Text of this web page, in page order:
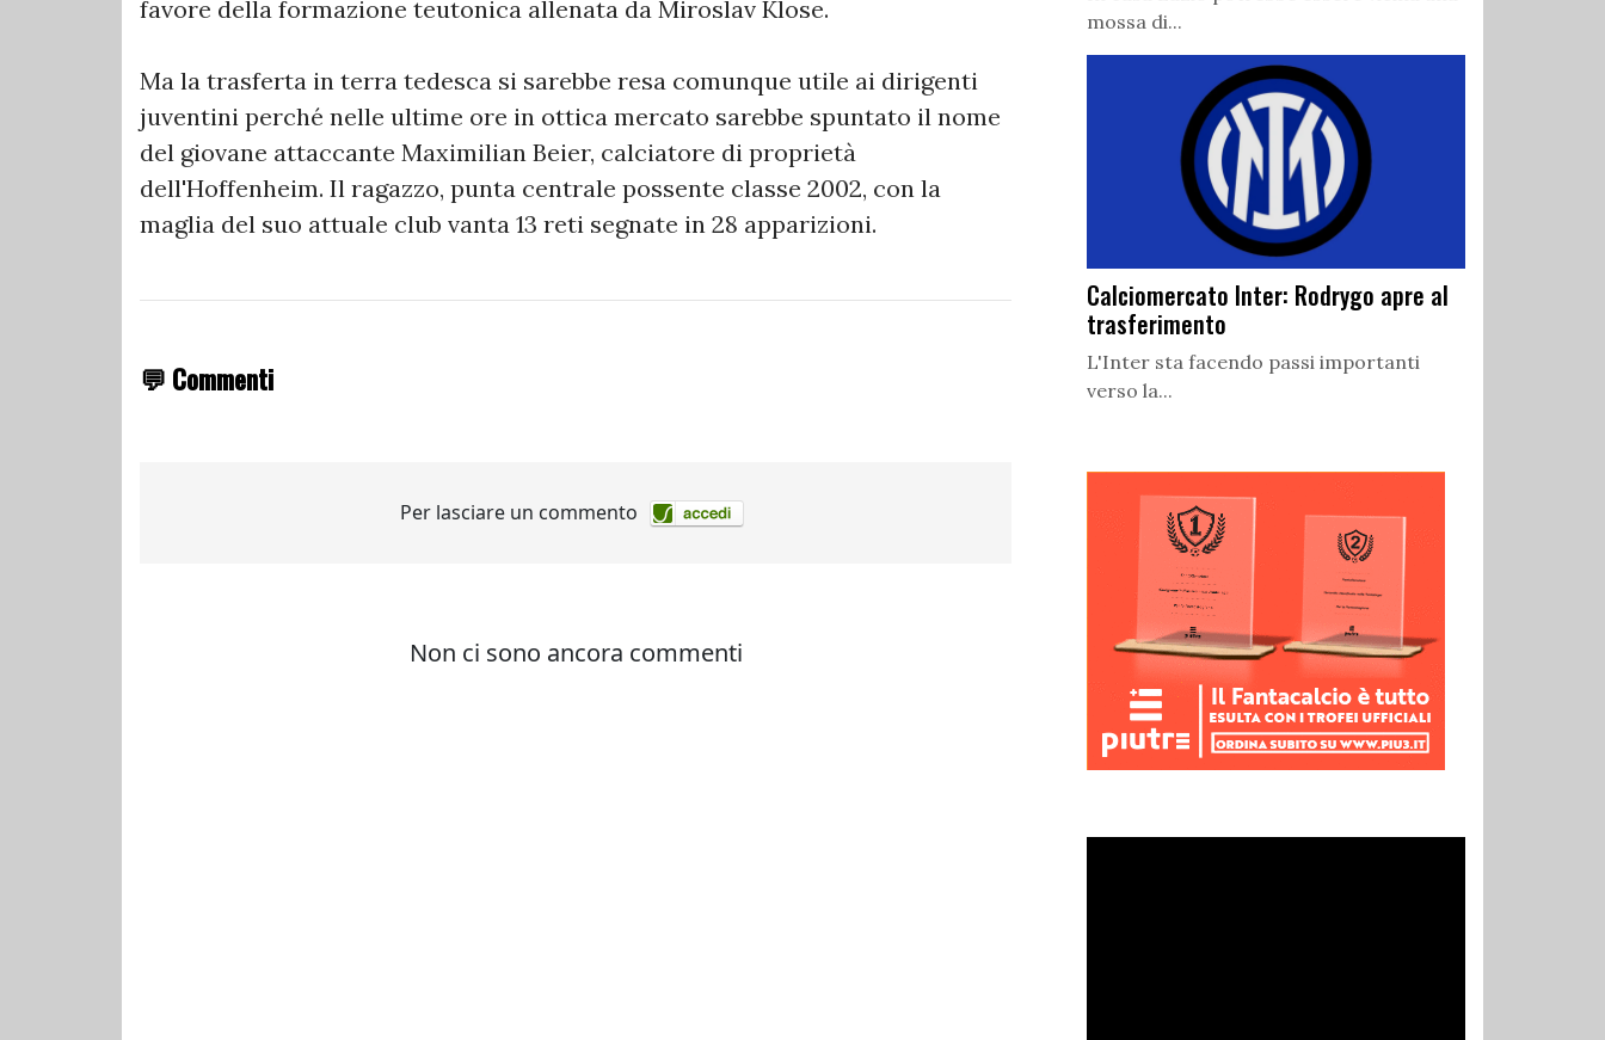
favore della formazione teutonica allenata da Miroslav Klose.
Ma la trasferta in terra tedesca si sarebbe resa comunque utile ai dirigenti
juventini perché nelle ultime ore in ottica mercato sarebbe spuntato il nome
del giovane attaccante Maximilian Beier, calciatore di proprietà
dell'Hoffenheim. Il ragazzo, punta centrale possente classe 2002, con la
maglia del suo attuale club vanta 13 reti segnate in 28 apparizioni.
💬 Commenti
mossa di...
Calciomercato Inter: Rodrygo apre al
trasferimento
L'Inter sta facendo passi importanti
verso la...